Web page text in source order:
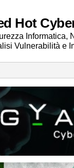
Hot
Informatica,
Vulnerabilità e